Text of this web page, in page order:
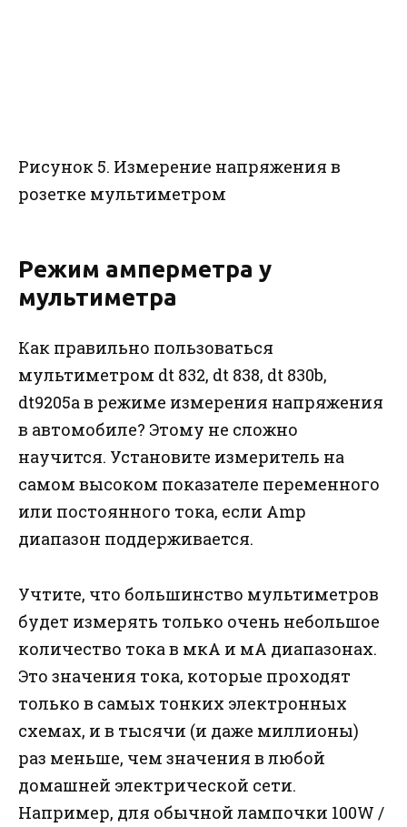
Рисунок 5. Измерение напряжения в
розетке мультиметром
Режим амперметра у
мультиметра
Как правильно пользоваться
мультиметром dt 832, dt 838, dt 830b,
dt9205a в режиме измерения напряжения
в автомобиле? Этому не сложно
научится. Установите измеритель на
самом высоком показателе переменного
или постоянного тока, если Amp
диапазон поддерживается.
Учтите, что большинство мультиметров
будет измерять только очень небольшое
количество тока в мкА и мА диапазонах.
Это значения тока, которые проходят
только в самых тонких электронных
схемах, и в тысячи (и даже миллионы)
раз меньше, чем значения в любой
домашней электрической сети.
Например, для обычной лампочки 100W /